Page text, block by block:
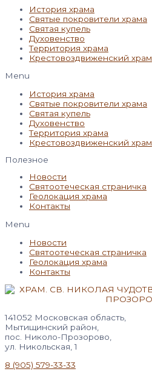
История храма
Святые покровители храма
Святая купель
Духовенство
Территория храма
Крестовоздвиженский храм
Menu
История храма
Святые покровители храма
Святая купель
Духовенство
Территория храма
Крестовоздвиженский храм
Полезное
Новости
Святоотеческая страничка
Геолокация храма
Контакты
Menu
Новости
Святоотеческая страничка
Геолокация храма
Контакты
141052 Московская область,
Мытищинский район,
пос. Николо-Прозорово,
ул. Никольская, 1
8 (905) 579-33-33